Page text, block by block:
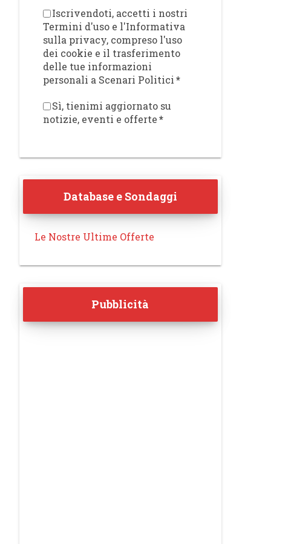
Iscrivendoti, accetti i nostri
Termini d'uso e l'Informativa
sulla privacy, compreso l'uso
dei cookie e il trasferimento
delle tue informazioni
personali a Scenari Politici*
Sì, tienimi aggiornato su
notizie, eventi e offerte*
Database e Sondaggi
Le Nostre Ultime Offerte
Pubblicità